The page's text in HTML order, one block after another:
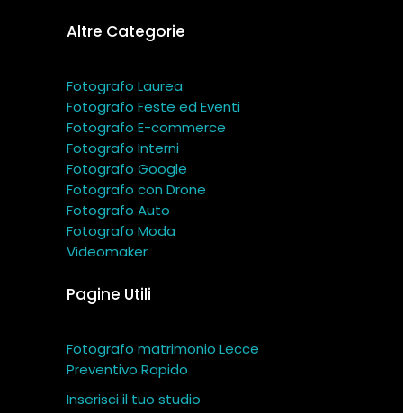
Altre Categorie
Fotografo Laurea
Fotografo Feste ed Eventi
Fotografo E-commerce
Fotografo Interni
Fotografo Google
Fotografo con Drone
Fotografo Auto
Fotografo Moda
Videomaker
Pagine Utili
Fotografo matrimonio Lecce
Preventivo Rapido
Inserisci il tuo studio